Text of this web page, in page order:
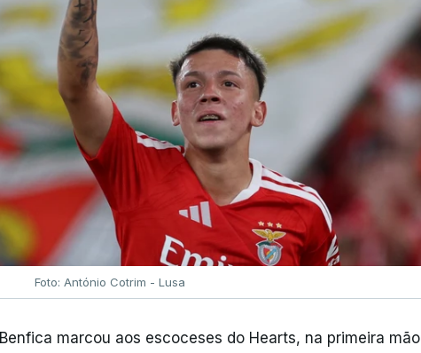
Foto: António Cotrim - Lusa
marcou aos escoceses do Hearts, na primeira mão